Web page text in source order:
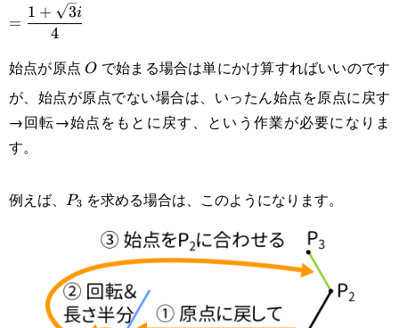
{2}\left(\frac{1}{2}+\frac{\sqrt3}
{2}i\right)\\\displaystyle=\frac{1+\sqrt3
i}{4}
=
4
1 + 3i
始点が原点 O
O で始まる場合は単にかけ算すればいいのです
が、始点が原点でない場合は、いったん始点を原点に戻す
→回転→始点をもとに戻す、という作業が必要になりま
す。
例えば、 P_3
P3 を求める場合は、このようになります。